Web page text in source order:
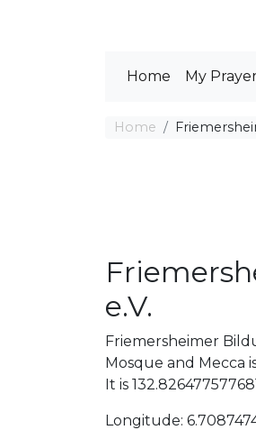
Home My
Home
e.V.
Friemersheimer
Mosque and Mecca
It is
Longitude: